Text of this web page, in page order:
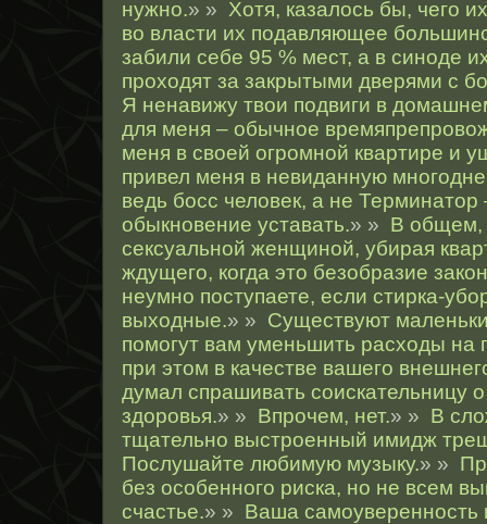
нужно.» » Хотя, казалось бы, чего
во власти их подавляющее
забили себе 95 % мест, а в синоде
проходят за закрытыми дверями с
Я ненавижу твои подвиги в
для меня – обычное
меня в своей огромной квартире и
привел меня в невиданную
ведь босс человек, а не
обыкновение уставать.» » В общем,
сексуальной женщиной, убирая
ждущего, когда это безобразие
неумно поступаете, если стирка-
выходные.» » Существуют
помогут вам уменьшить расходы на
при этом в качестве вашего
думал спрашивать соискательницу
здоровья.» » Впрочем, нет.» » В
тщательно выстроенный имидж
Послушайте любимую музыку.» »
без особенного риска, но не всем
счастье.» » Ваша самоуверенность